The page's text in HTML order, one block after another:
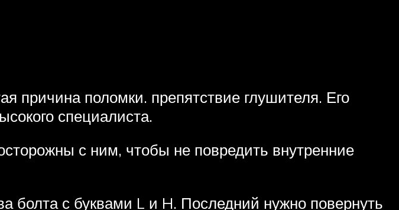
причина поломки. препятствие глушителя. Его
специалиста.
с ним, чтобы не повредить внутренние
болта с буквами L и H. Последний нужно повернуть